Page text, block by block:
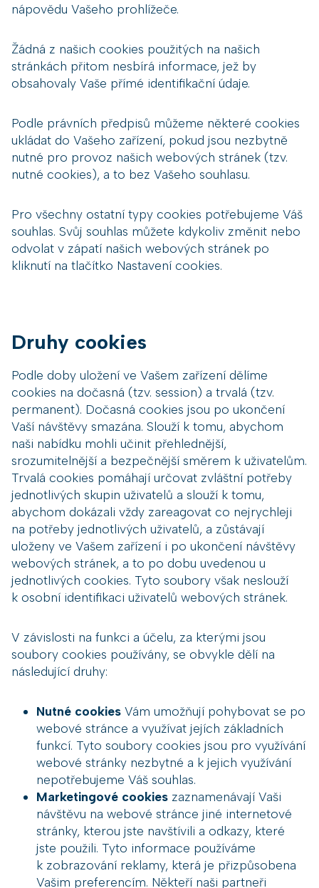
nápovědu Vašeho prohlížeče.
Žádná z našich cookies použitých na našich
stránkách přitom nesbírá informace, jež by
obsahovaly Vaše přímé identifikační údaje.
Podle právních předpisů můžeme některé cookies
ukládat do Vašeho zařízení, pokud jsou nezbytně
nutné pro provoz našich webových stránek (tzv.
nutné cookies), a to bez Vašeho souhlasu.
Pro všechny ostatní typy cookies potřebujeme Váš
souhlas. Svůj souhlas můžete kdykoliv změnit nebo
odvolat v zápatí našich webových stránek po
kliknutí na tlačítko Nastavení cookies.
Druhy cookies
Podle doby uložení ve Vašem zařízení dělíme
cookies na dočasná (tzv. session) a trvalá (tzv.
permanent). Dočasná cookies jsou po ukončení
Vaší návštěvy smazána. Slouží k tomu, abychom
naši nabídku mohli učinit přehlednější,
srozumitelnější a bezpečnější směrem k uživatelům.
Trvalá cookies pomáhají určovat zvláštní potřeby
jednotlivých skupin uživatelů a slouží k tomu,
abychom dokázali vždy zareagovat co nejrychleji
na potřeby jednotlivých uživatelů, a zůstávají
uloženy ve Vašem zařízení i po ukončení návštěvy
webových stránek, a to po dobu uvedenou u
jednotlivých cookies. Tyto soubory však neslouží
k osobní identifikaci uživatelů webových stránek.
V závislosti na funkci a účelu, za kterými jsou
soubory cookies používány, se obvykle dělí na
následující druhy:
Nutné cookies Vám umožňují pohybovat se po
webové stránce a využívat jejích základních
funkcí. Tyto soubory cookies jsou pro využívání
webové stránky nezbytné a k jejich využívání
nepotřebujeme Váš souhlas.
Marketingové cookies zaznamenávají Vaši
návštěvu na webové stránce jiné internetové
stránky, kterou jste navštívili a odkazy, které
jste použili. Tyto informace používáme
k zobrazování reklamy, která je přizpůsobena
Vašim preferencím. Někteří naši partneři